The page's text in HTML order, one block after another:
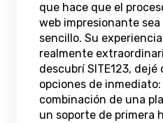
que hace que el
web impresionante
sencillo. Su
realmente
descubrí SITE123,
opciones de
combinación de una
un soporte de primera